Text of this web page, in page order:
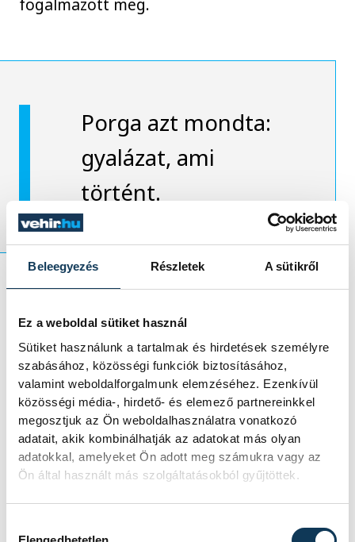
Beleegyezés Részletek A sütikről
Ez a weboldal sütiket használ
Sütiket használunk a tartalmak és hirdetések személyre
szabásához, közösségi funkciók biztosításához,
valamint weboldalforgalmunk elemzéséhez. Ezenkívül
közösségi média-, hirdető- és elemező partnereinkkel
megosztjuk az Ön weboldalhasználatra vonatkozó
adatait, akik kombinálhatják az adatokat más olyan
adatokkal, amelyeket Ön adott meg számukra vagy az
Ön által használt más szolgáltatásokból gyűjtöttek.
Porga azt mondta:
gyalázat, ami
történt.
legalább a harmonikus együttélés
minimális szabályait tartsák be – ebben az
önkormányzat és a lakosság is kellő
hajlandóságot tanusít. A városvezető arról
számolt be, hogy amint értesült a
történtekről, azonnal egyeztetett Ovádi
Péter parlamenti képviselővel, és karcos
hangú levelet fogalmaztak a minisztérium